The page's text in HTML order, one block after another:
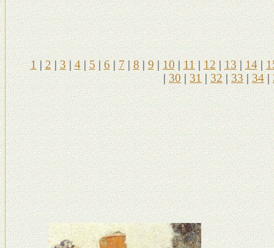
1|2|3|4|5|6|7|8|9|10|11|12|13|14|
|30|31|32|33|34|